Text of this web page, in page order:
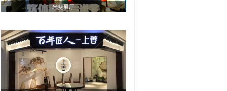
米斐展厅